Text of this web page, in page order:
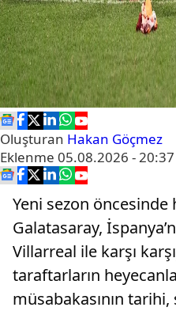
Oluşturan Hakan Göçmez
Eklenme 05.08.2026 - 20:37
Yeni sezon öncesinde
Galatasaray,
Villarreal ile karşı
taraftarların
müsabakasının tarihi,